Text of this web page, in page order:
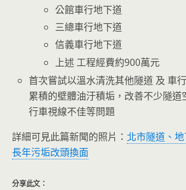
公館車行地下道
三總車行地下道
信義車行地下道
上述 工程經費約900萬元
首次嘗試以溫水清洗其他隧道 及 車
累積的壁體油汙積垢，改善不少隧道
行車視線不佳等問題
詳細可見此篇新聞的照片： 北市隧道、
長年污垢改頭換面
分享此文：